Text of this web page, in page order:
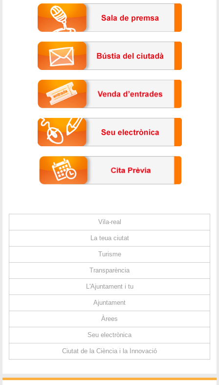
Vila-real
La teua ciutat
Turisme
Transparència
L'Ajuntament i tu
Ajuntament
Àrees
Seu electrònica
Ciutat de la Ciència i la Innovació